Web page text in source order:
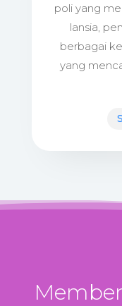
poli yang
lansia,
berbagai
yang